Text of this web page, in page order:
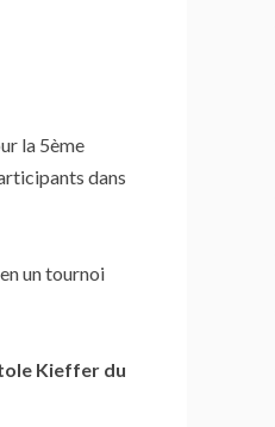
la 5ème
dans
un tournoi
Kieffer du